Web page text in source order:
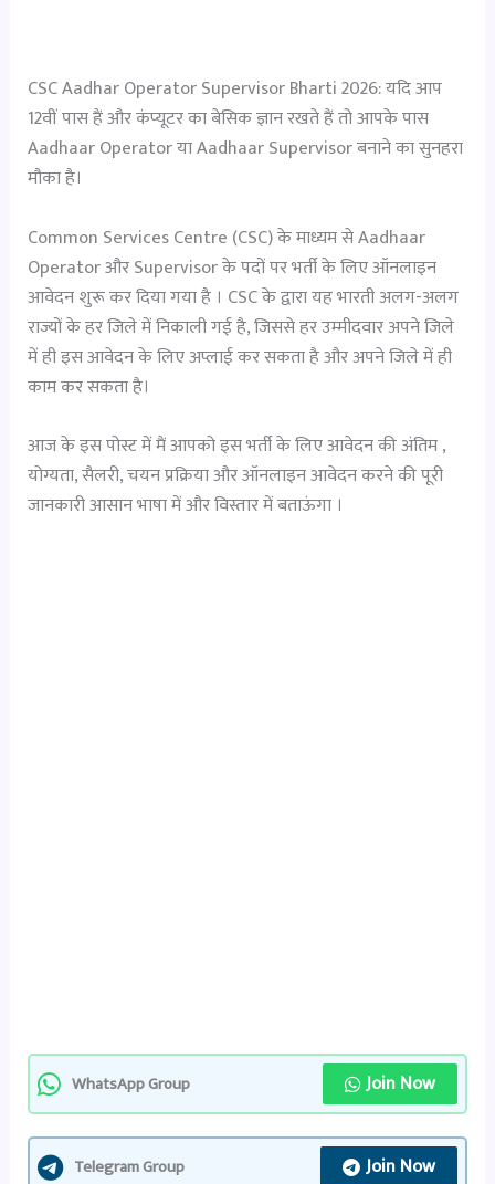
CSC Aadhar Operator Supervisor Bharti 2026: यदि आप
12वीं पास हैं और कंप्यूटर का बेसिक ज्ञान रखते हैं तो आपके पास
Aadhaar Operator या Aadhaar Supervisor बनाने का सुनहरा
मौका है।
Common Services Centre (CSC) के माध्यम से Aadhaar
Operator और Supervisor के पदों पर भर्ती के लिए ऑनलाइन
आवेदन शुरू कर दिया गया है । CSC के द्वारा यह भारती अलग-अलग
राज्यों के हर जिले में निकाली गई है, जिससे हर उम्मीदवार अपने जिले
में ही इस आवेदन के लिए अप्लाई कर सकता है और अपने जिले में ही
काम कर सकता है।
आज के इस पोस्ट में मैं आपको इस भर्ती के लिए आवेदन की अंतिम ,
योग्यता, सैलरी, चयन प्रक्रिया और ऑनलाइन आवेदन करने की पूरी
जानकारी आसान भाषा में और विस्तार में बताऊंगा ।
WhatsApp Group Join Now
Telegram Group Join Now